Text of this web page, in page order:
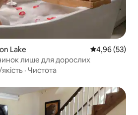
Lake Середня
4,96 (53)
лише для дорослих
· Чистота